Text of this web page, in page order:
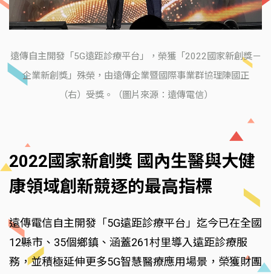
遠傳自主開發「5G遠距診療平台」，榮獲「2022國家新創獎－
企業新創獎」殊榮，由遠傳企業暨國際事業群協理陳國正
（右）受獎。（圖片來源：遠傳電信）
2022國家新創獎 國內生醫與大健
康領域創新競逐的最高指標
遠傳電信自主開發「5G遠距診療平台」迄今已在全國
12縣市、35個鄉鎮、涵蓋261村里導入遠距診療服
務，並積極延伸更多5G智慧醫療應用場景，榮獲財團